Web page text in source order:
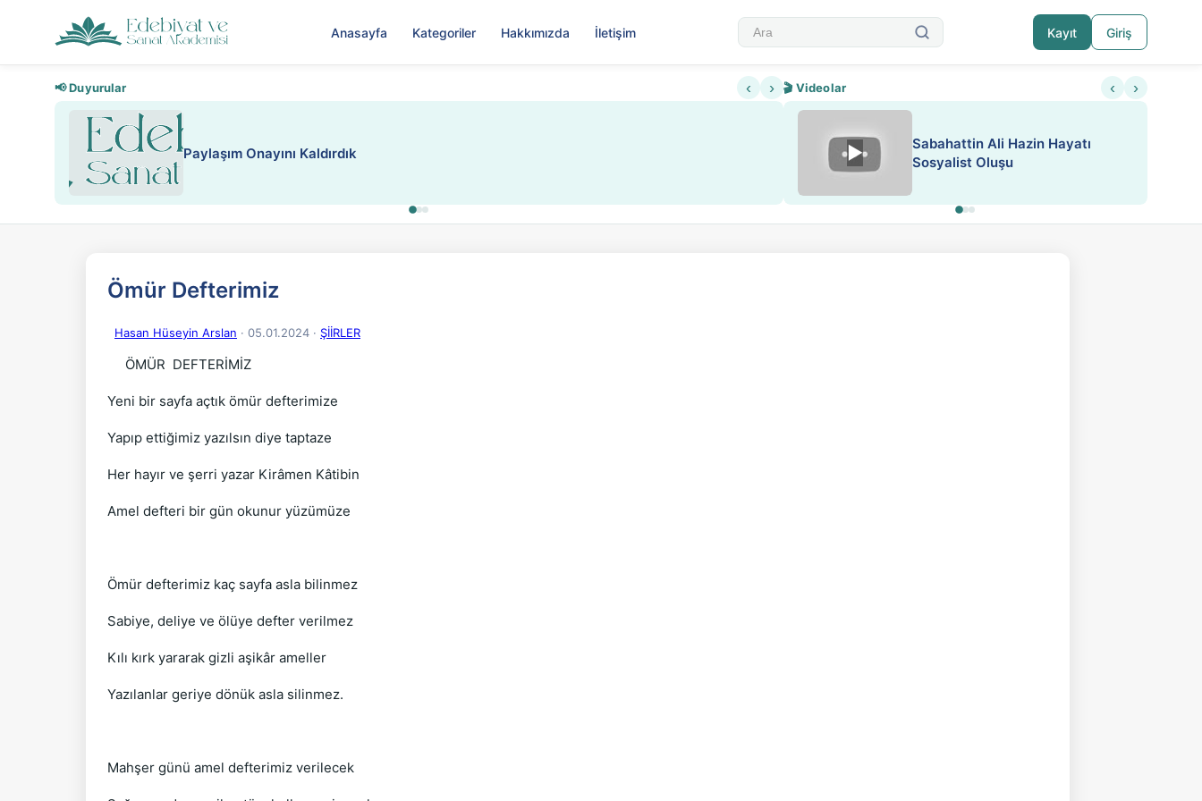
Anasayfa Kategoriler Hakkımızda İletişim Kayıt Giriş
📢 Duyurular ‹ ›
Nadir içeriklere kısıtlama ve kredi sistemi getirildi ESA 'da Sen de Paylaş
🎬 Videolar ‹ ›
▶
ATEŞ YAKMAK KONU ÖZET J.
LONDON
Ömür Defterimiz
Hasan Hüseyin Arslan · 05.01.2024 · ŞİİRLER
ÖMÜR DEFTERİMİZ
Yeni bir sayfa açtık ömür defterimize
Yapıp ettiğimiz yazılsın diye taptaze
Her hayır ve şerri yazar Kirâmen Kâtibin
Amel defteri bir gün okunur yüzümüze
Ömür defterimiz kaç sayfa asla bilinmez
Sabiye, deliye ve ölüye defter verilmez
Kılı kırk yararak gizli aşikâr ameller
Yazılanlar geriye dönük asla silinmez.
Mahşer günü amel defterimiz verilecek